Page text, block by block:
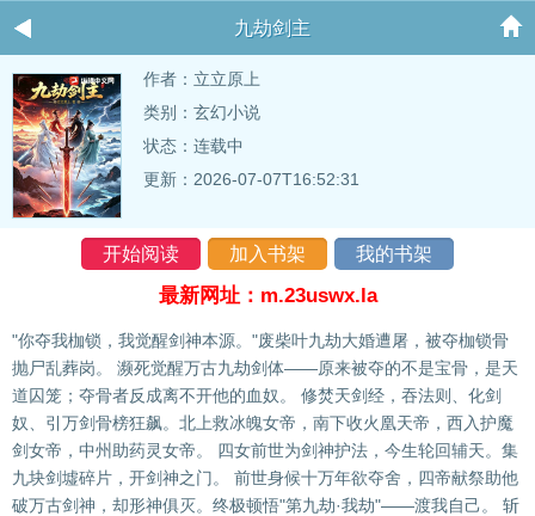
九劫剑主
作者： 立立原上
类别：玄幻小说
状态：连载中
更新：2026-07-07T16:52:31
开始阅读 加入书架 我的书架
最新网址：m.23uswx.la
"你夺我枷锁，我觉醒剑神本源。"废柴叶九劫大婚遭屠，被夺枷锁骨
抛尸乱葬岗。 濒死觉醒万古九劫剑体——原来被夺的不是宝骨，是天
道囚笼；夺骨者反成离不开他的血奴。 修焚天剑经，吞法则、化剑
奴、引万剑骨榜狂飙。北上救冰魄女帝，南下收火凰天帝，西入护魔
剑女帝，中州助药灵女帝。 四女前世为剑神护法，今生轮回辅天。集
九块剑墟碎片，开剑神之门。 前世身候十万年欲夺舍，四帝献祭助他
破万古剑神，却形神俱灭。终极顿悟"第九劫·我劫"——渡我自己。 斩